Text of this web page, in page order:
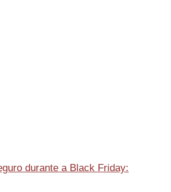
durante a Black Friday: